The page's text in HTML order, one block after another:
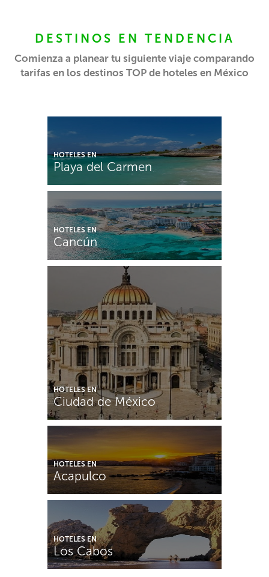
DESTINOS EN TENDENCIA
Comienza a planear tu siguiente viaje comparando
tarifas en los destinos TOP de hoteles en México
HOTELES EN
Playa del Carmen
HOTELES EN
Cancún
HOTELES EN
Ciudad de México
HOTELES EN
Acapulco
HOTELES EN
Los Cabos